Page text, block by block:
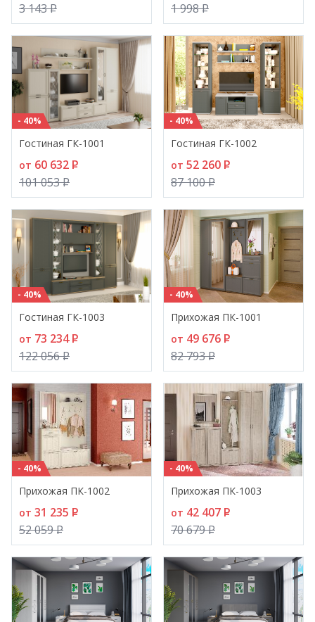
3 143P
1 998P
- 40%
Гостиная ГК-1001
от 60 632 P
101 053P
- 40%
Гостиная ГК-1002
от 52 260 P
87 100P
- 40%
Гостиная ГК-1003
от 73 234P
122 056P
- 40%
Прихожая ПК-1001
от 49 676 P
82 793P
- 40%
Прихожая ПК-1002
от 31 235 P
52 059P
- 40%
Прихожая ПК-1003
от 42 407 P
70 679P